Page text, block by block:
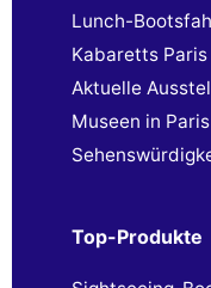
Lunch-
Kabaretts Paris
Aktuelle
Museen in Paris
Top-Produkte